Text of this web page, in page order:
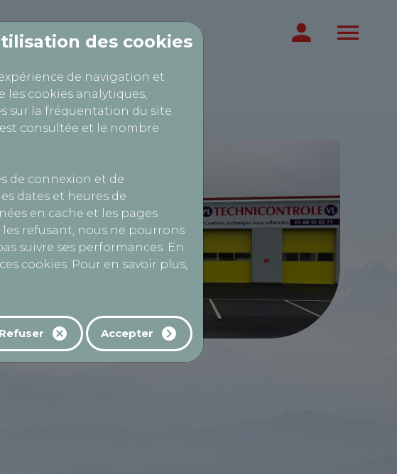
des cookies
de navigation et
les cookies analytiques,
sur la fréquentation du site.
consultée et le nombre
de connexion et de
dates et heures de
en cache et les pages
refusant, nous ne pourrons
suivre ses performances. En
cookies. Pour en savoir plus,
Refuser Accepter
Quads, Voiturettes...